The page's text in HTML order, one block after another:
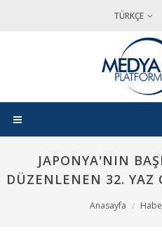
TÜRKÇE
JAPONYA'NIN
DÜZENLENEN 32. YAZ
Anasayfa